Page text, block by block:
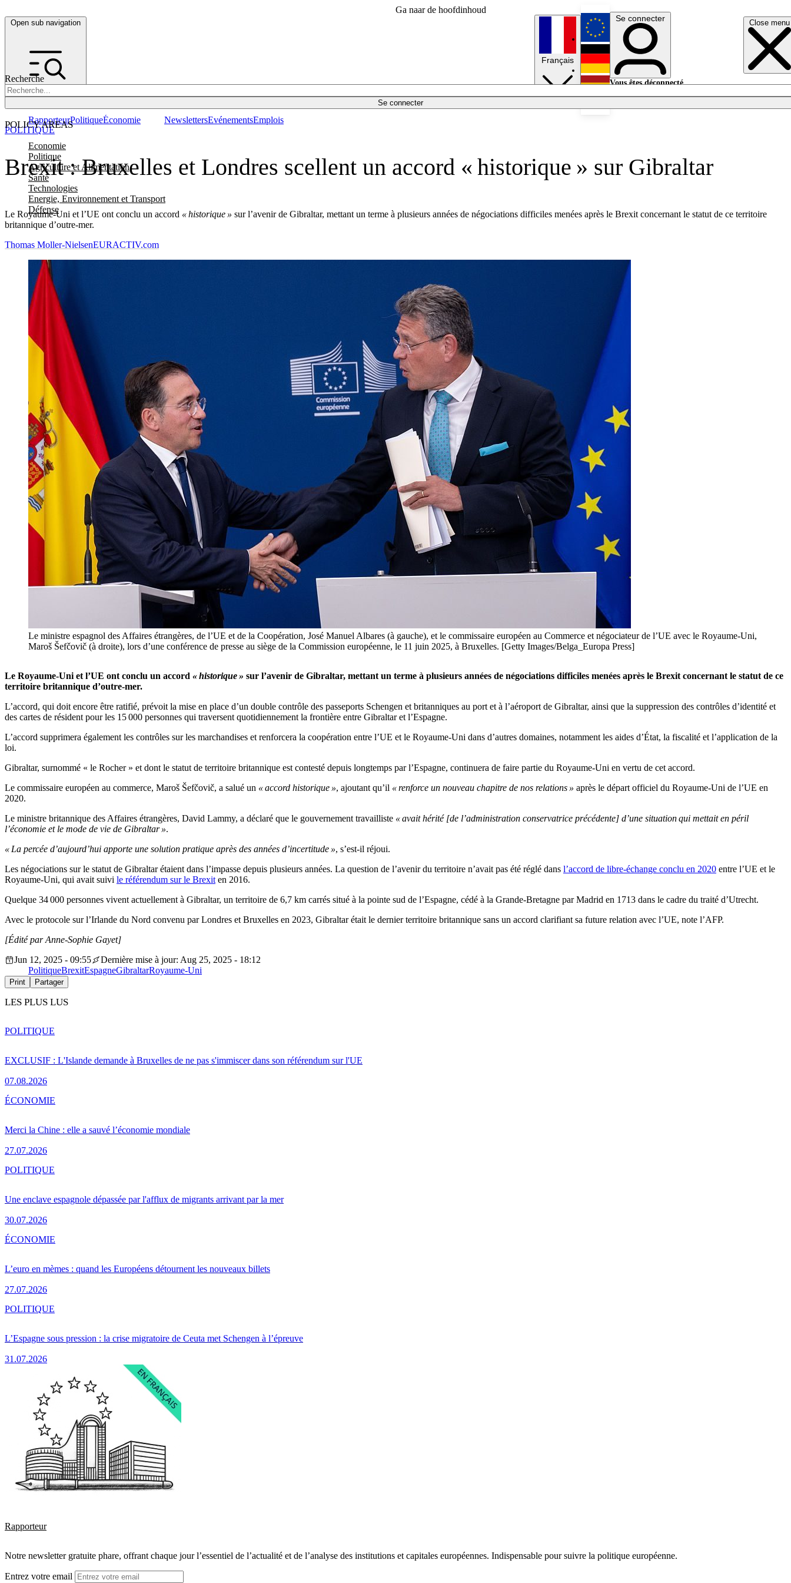
Ga naar de hoofdinhoud
Open sub navigation Close menu
Recherche
Se connecter
POLICY AREAS
Economie
Politique
Agriculture et Alimentation
Santé
Technologies
Energie, Environnement et Transport
Défense
RapporteurPolitiqueÉconomie NewslettersEvénementsEmplois
Français
English
Deutsch
Se connecter
Vous êtes déconnecté.
Brexit : Bruxelles et Londres scellent un accord « historique » sur Gibraltar
Le Royaume-Uni et l’UE ont conclu un accord « historique » sur l’avenir de Gibraltar, mettant un terme à plusieurs années de négociations difficiles menées après le Brexit concernant le statut de ce territoire
britannique d’outre-mer.
POLITIQUE
Thomas Moller-NielsenEURACTIV.com
Le ministre espagnol des Affaires étrangères, de l’UE et de la Coopération, José Manuel Albares (à gauche), et le commissaire européen au Commerce et négociateur de l’UE avec le Royaume-Uni,
Maroš Šefčovič (à droite), lors d’une conférence de presse au siège de la Commission européenne, le 11 juin 2025, à Bruxelles. [Getty Images/Belga_Europa Press]
Le Royaume-Uni et l’UE ont conclu un accord « historique » sur l’avenir de Gibraltar, mettant un terme à plusieurs années de négociations difficiles menées après le Brexit concernant le statut de ce
territoire britannique d’outre-mer.
L’accord, qui doit encore être ratifié, prévoit la mise en place d’un double contrôle des passeports Schengen et britanniques au port et à l’aéroport de Gibraltar, ainsi que la suppression des contrôles d’identité et
des cartes de résident pour les 15 000 personnes qui traversent quotidiennement la frontière entre Gibraltar et l’Espagne.
L’accord supprimera également les contrôles sur les marchandises et renforcera la coopération entre l’UE et le Royaume-Uni dans d’autres domaines, notamment les aides d’État, la fiscalité et l’application de la
loi.
Gibraltar, surnommé « le Rocher » et dont le statut de territoire britannique est contesté depuis longtemps par l’Espagne, continuera de faire partie du Royaume-Uni en vertu de cet accord.
Le commissaire européen au commerce, Maroš Šefčovič, a salué un « accord historique », ajoutant qu’il « renforce un nouveau chapitre de nos relations » après le départ officiel du Royaume-Uni de l’UE en
2020.
Le ministre britannique des Affaires étrangères, David Lammy, a déclaré que le gouvernement travailliste « avait hérité [de l’administration conservatrice précédente] d’une situationqui mettait en péril
l’économie et le mode de vie de Gibraltar ».
« La percée d’aujourd’hui apporte une solution pratique après des années d’incertitude », s’est-il réjoui.
Les négociations sur le statut de Gibraltar étaient dans l’impasse depuis plusieurs années. La question de l’avenir du territoire n’avait pas été réglé dans l’accord de libre-échange conclu en 2020 entre l’UE et le
Royaume-Uni, qui avait suivi le référendum sur le Brexit en 2016.
Quelque 34 000 personnes vivent actuellement à Gibraltar, un territoire de 6,7 km carrés situé à la pointe sud de l’Espagne, cédé à la Grande-Bretagne par Madrid en 1713 dans le cadre du traité d’Utrecht.
Avec le protocole sur l’Irlande du Nord convenu par Londres et Bruxelles en 2023, Gibraltar était le dernier territoire britannique sans un accord clarifiant sa future relation avec l’UE, note l’AFP.
[Édité par Anne-Sophie Gayet]
Jun 12, 2025 - 09:55
Dernière mise à jour: Aug 25, 2025 - 18:12
PolitiqueBrexitEspagneGibraltarRoyaume-Uni
Print Partager
LES PLUS LUS
EXCLUSIF : L'Islande demande à Bruxelles de ne pas s'immiscer dans son référendum sur l'UE
07.08.2026
POLITIQUE
Merci la Chine : elle a sauvé l’économie mondiale
27.07.2026
ÉCONOMIE
Une enclave espagnole dépassée par l'afflux de migrants arrivant par la mer
30.07.2026
POLITIQUE
L’euro en mèmes : quand les Européens détournent les nouveaux billets
27.07.2026
ÉCONOMIE
L’Espagne sous pression : la crise migratoire de Ceuta met Schengen à l’épreuve
31.07.2026
POLITIQUE
Rapporteur
Notre newsletter gratuite phare, offrant chaque jour l’essentiel de l’actualité et de l’analyse des institutions et capitales européennes. Indispensable pour suivre la politique européenne.
Entrez votre email